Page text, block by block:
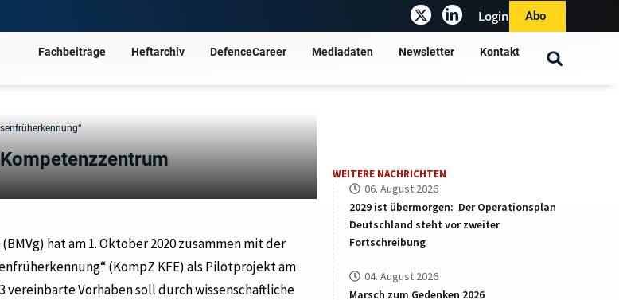
Login Abo
Fachbeiträge Heftarchiv DefenceCareer Mediadaten Newsletter Kontakt
hat am 1. Oktober 2020 zusammen mit der
(KompZ KFE) als Pilotprojekt am
Vorhaben soll durch wissenschaftliche
WEITERE NACHRICHTEN
06. August 2026
2029 ist übermorgen: Der Operationsplan
Deutschland steht vor zweiter
Fortschreibung
04. August 2026
Marsch zum Gedenken 2026